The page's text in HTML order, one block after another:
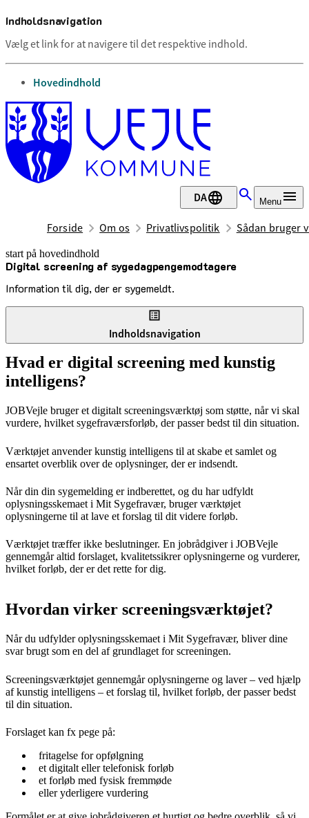
Indholdsnavigation
Vælg et link for at navigere til det respektive indhold.
gå til
Hovedindhold
DA Menu
Forside Om os Privatlivspolitik Sådan bruger
start på hovedindhold
Digital screening af sygedagpengemodtagere
Information til dig, der er sygemeldt.
senest opdateret 19. juni 2026
Indholdsnavigation
Hvad er digital screening med kunstig
intelligens?
JOBVejle bruger et digitalt screeningsværktøj som støtte, når vi skal
vurdere, hvilket sygefraværsforløb, der passer bedst til din situation.
Værktøjet anvender kunstig intelligens til at skabe et samlet og
ensartet overblik over de oplysninger, der er indsendt.
Når din din sygemelding er indberettet, og du har udfyldt
oplysningsskemaet i Mit Sygefravær, bruger værktøjet
oplysningerne til at lave et forslag til dit videre forløb.
Værktøjet træffer ikke beslutninger. En jobrådgiver i JOBVejle
gennemgår altid forslaget, kvalitetssikrer oplysningerne og vurderer,
hvilket forløb, der er det rette for dig.
Hvordan virker screeningsværktøjet?
Når du udfylder oplysningsskemaet i Mit Sygefravær, bliver dine
svar brugt som en del af grundlaget for screeningen.
Screeningsværktøjet gennemgår oplysningerne og laver – ved hjælp
af kunstig intelligens – et forslag til, hvilket forløb, der passer bedst
til din situation.
Forslaget kan fx pege på:
fritagelse for opfølgning
et digitalt eller telefonisk forløb
et forløb med fysisk fremmøde
eller yderligere vurdering